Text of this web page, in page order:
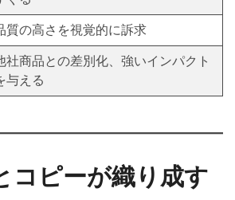
質の高さを視覚的に訴求
社商品との差別化、強いインパクト
与える
コピーが織り成す